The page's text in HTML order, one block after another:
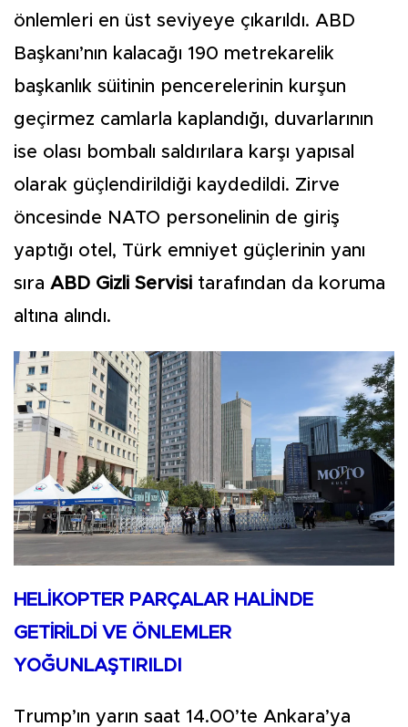
önlemleri en üst seviyeye çıkarıldı. ABD
Başkanı’nın kalacağı 190 metrekarelik
başkanlık süitinin pencerelerinin kurşun
geçirmez camlarla kaplandığı, duvarlarının
ise olası bombalı saldırılara karşı yapısal
olarak güçlendirildiği kaydedildi. Zirve
öncesinde NATO personelinin de giriş
yaptığı otel, Türk emniyet güçlerinin yanı
sıra ABD Gizli Servisi tarafından da koruma
altına alındı.
HELİKOPTER PARÇALAR HALİNDE
GETİRİLDİ VE ÖNLEMLER
YOĞUNLAŞTIRILDI
Trump’ın yarın saat 14.00’te Ankara’ya